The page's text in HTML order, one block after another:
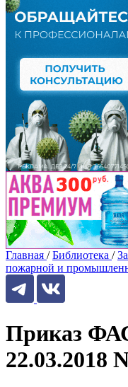
Главная / Библиотека /
пожарной и
Приказ
22.03.2018